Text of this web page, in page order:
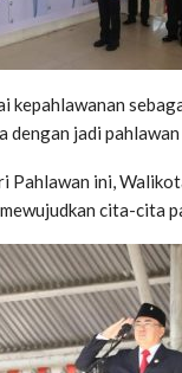
kepahlawanan
dengan jadi
Pahlawan ini,
cita-cita